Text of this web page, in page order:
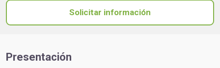
Solicitar información
Presentación